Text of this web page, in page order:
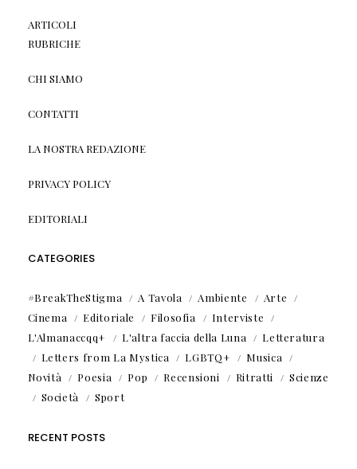
ARTICOLI
RUBRICHE
CHI SIAMO
CONTATTI
LA NOSTRA REDAZIONE
PRIVACY POLICY
EDITORIALI
CATEGORIES
#BreakTheStigma A Tavola Ambiente
Arte
Cinema
Editoriale Filosofia
Interviste
L'Almanaccqq+
L'altra faccia della Luna
Letteratura
Letters from La Mystica
LGBTQ+
Musica
Novità
Poesia Pop Recensioni Ritratti
Scienze
Società
Sport
RECENT POSTS